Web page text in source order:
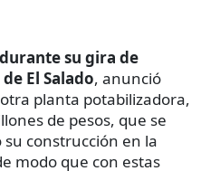
su gira de
El Salado, anunció
planta potabilizadora,
de pesos, que se
construcción en la
modo que con estas